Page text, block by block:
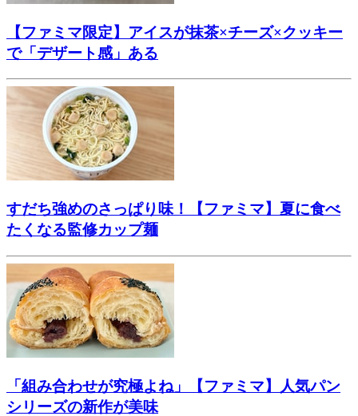
【ファミマ限定】アイスが抹茶×チーズ×クッキー
で「デザート感」ある
すだち強めのさっぱり味！【ファミマ】夏に食べ
たくなる監修カップ麺
「組み合わせが究極よね」【ファミマ】人気パン
シリーズの新作が美味